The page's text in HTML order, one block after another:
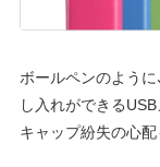
ボールペンのよう
し入れができる
キャップ紛失の心配